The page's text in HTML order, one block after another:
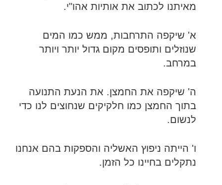
מאיתנו לכתוב את אותיות אהו"י.
א' שיקפה התרחבות, ממש כמו המים
שנוזלים ותופסים מקום גדול יותר ויותר
במרחב.
ה' שיקפה את החמצן. את הנעת התנועה
בתוך החמצן כמו חלקיקים שנחוצים לנו כדי
לנשום.
ו' הייתה ניפוץ האשליה והספקות בהם אנחנו
נתקלים בחיינו כל הזמן.